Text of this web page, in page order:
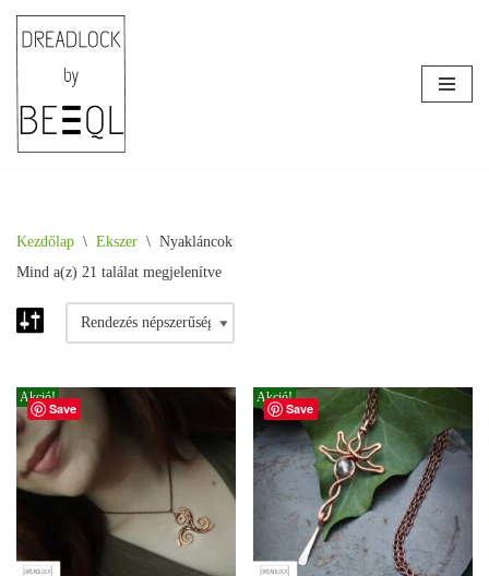
Skip
to
Kezdőlap \ Ékszer \ Nyakláncok
Mind a(z) 21 találat megjelenítve
Save
Akció!
Save
Akció!